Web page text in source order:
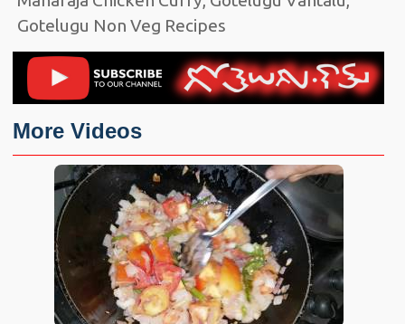
Gotelugu Non Veg Recipes
More Videos